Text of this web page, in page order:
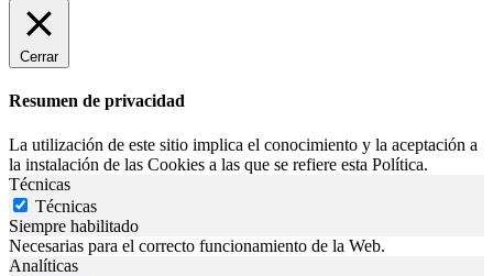
Cerrar
Resumen de privacidad
La utilización de este sitio implica el conocimiento y la aceptación a
la instalación de las Cookies a las que se refiere esta Política.
Técnicas
Técnicas
Siempre habilitado
Necesarias para el correcto funcionamiento de la Web.
Analíticas